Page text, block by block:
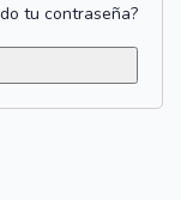
tu contraseña?